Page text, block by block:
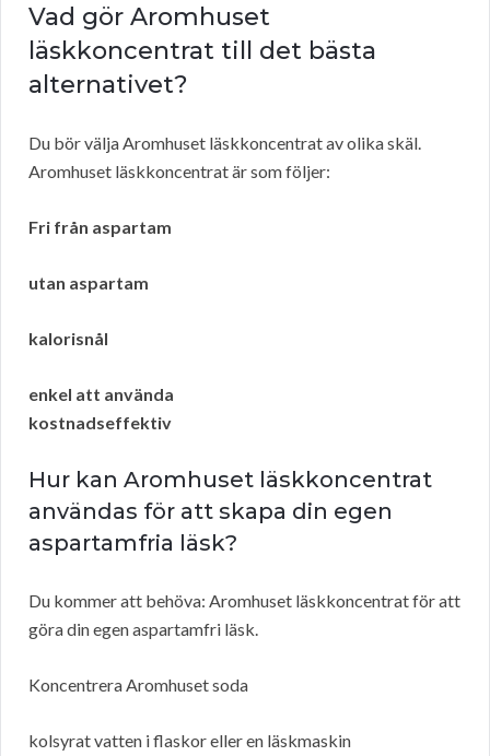
Vad gör Aromhuset
läskkoncentrat till det bästa
alternativet?
Du bör välja Aromhuset läskkoncentrat av olika skäl.
Aromhuset läskkoncentrat är som följer:
Fri från aspartam
utan aspartam
kalorisnål
enkel att använda
kostnadseffektiv
Hur kan Aromhuset läskkoncentrat
användas för att skapa din egen
aspartamfria läsk?
Du kommer att behöva: Aromhuset läskkoncentrat för att
göra din egen aspartamfri läsk.
Koncentrera Aromhuset soda
kolsyrat vatten i flaskor eller en läskmaskin